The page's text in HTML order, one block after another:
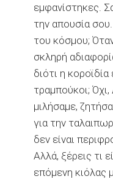
εμφανίστηκες.
την απουσία
του κόσμου;
σκληρή
διότι η
τραμπούκοι;
μιλήσαμε,
για την
δεν είναι
Αλλά, ξέρεις τι
επόμενη κιόλας